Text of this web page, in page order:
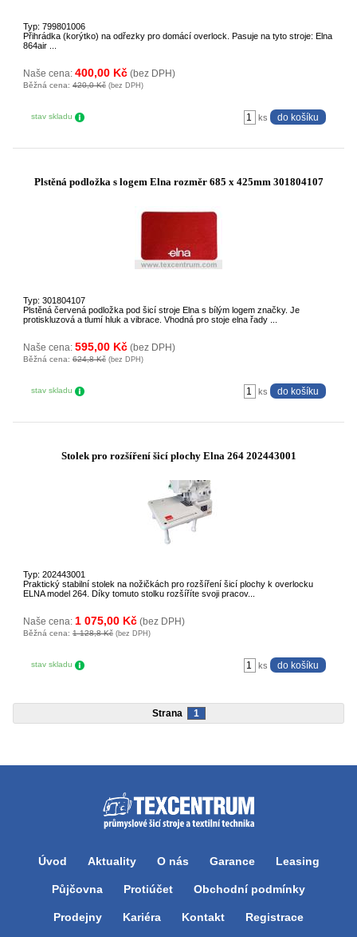
Typ: 799801006
Přihrádka (korýtko) na odřezky pro domácí overlock. Pasuje na tyto stroje: Elna
864air ...
Naše cena: 400,00 Kč (bez DPH)
Běžná cena: 420,0 Kč (bez DPH)
stav skladu ks
Plstěná podložka s logem Elna rozměr 685 x 425mm 301804107
Typ: 301804107
Plstěná červená podložka pod šicí stroje Elna s bílým logem značky. Je
protiskluzová a tlumí hluk a vibrace. Vhodná pro stoje elna řady ...
Naše cena: 595,00 Kč (bez DPH)
Běžná cena: 624,8 Kč (bez DPH)
stav skladu ks
Stolek pro rozšíření šicí plochy Elna 264 202443001
Typ: 202443001
Praktický stabilní stolek na nožičkách pro rozšíření šicí plochy k overlocku
ELNA model 264. Díky tomuto stolku rozšíříte svoji pracov...
Naše cena: 1 075,00 Kč (bez DPH)
Běžná cena: 1 128,8 Kč (bez DPH)
stav skladu ks
Strana 1
Úvod Aktuality O nás Garance Leasing
Půjčovna Protiúčet Obchodní podmínky
Prodejny Kariéra Kontakt Registrace